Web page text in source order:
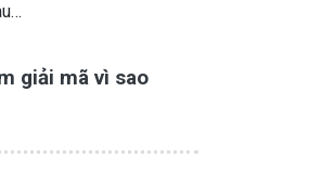
giải mã vì sao